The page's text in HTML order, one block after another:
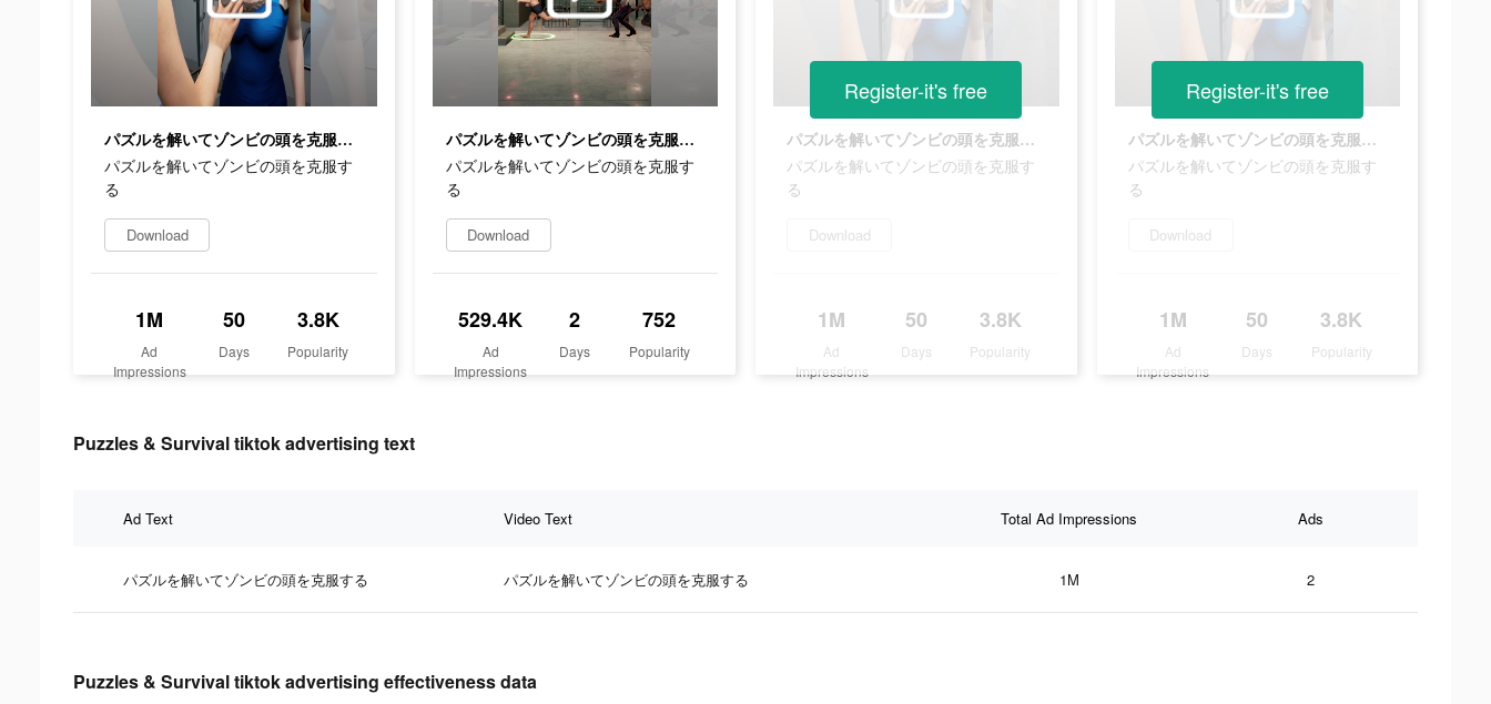
パズルを解いてゾンビの頭を克服する
パズルを解いてゾンビの頭を克服す
る
Download
1M
Ad
Impressions
50
Days
3.8K
Popularity
パズルを解いてゾンビの頭を克服する
パズルを解いてゾンビの頭を克服す
る
Download
529.4K
Ad
Impressions
2
Days
752
Popularity
パズルを解いてゾンビの頭を克服する
パズルを解いてゾンビの頭を克服す
る
Download
1M
Ad
Impressions
50
Days
3.8K
Popularity
Register-it's free
パズルを解いてゾンビの頭を克服する
パズルを解いてゾンビの頭を克服す
る
Download
1M
Ad
Impressions
50
Days
3.8K
Popularity
Register-it's free
Puzzles & Survival tiktok advertising text
Ad Text Video Text Total Ad Impressions Ads
パズルを解いてゾンビの頭を克服する パズルを解いてゾンビの頭を克服する 1M 2
Puzzles & Survival tiktok advertising effectiveness data